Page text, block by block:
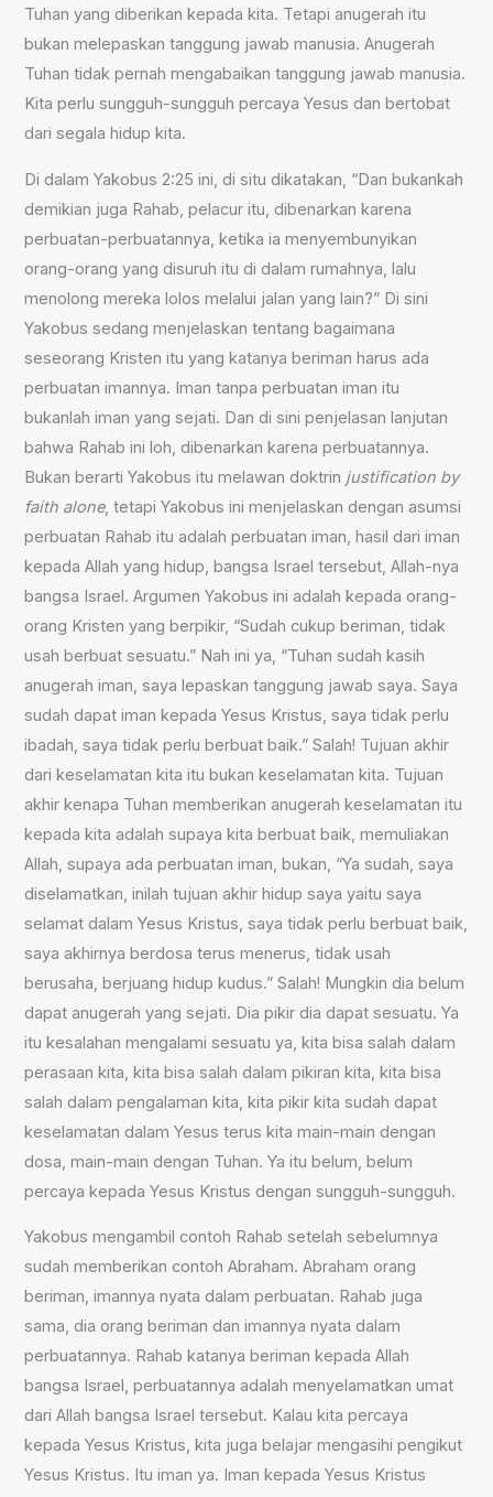
Tuhan yang diberikan kepada kita. Tetapi anugerah itu
bukan melepaskan tanggung jawab manusia. Anugerah
Tuhan tidak pernah mengabaikan tanggung jawab manusia.
Kita perlu sungguh-sungguh percaya Yesus dan bertobat
dari segala hidup kita.
Di dalam Yakobus 2:25 ini, di situ dikatakan, “Dan bukankah
demikian juga Rahab, pelacur itu, dibenarkan karena
perbuatan-perbuatannya, ketika ia menyembunyikan
orang-orang yang disuruh itu di dalam rumahnya, lalu
menolong mereka lolos melalui jalan yang lain?” Di sini
Yakobus sedang menjelaskan tentang bagaimana
seseorang Kristen itu yang katanya beriman harus ada
perbuatan imannya. Iman tanpa perbuatan iman itu
bukanlah iman yang sejati. Dan di sini penjelasan lanjutan
bahwa Rahab ini loh, dibenarkan karena perbuatannya.
Bukan berarti Yakobus itu melawan doktrin justification by
faith alone, tetapi Yakobus ini menjelaskan dengan asumsi
perbuatan Rahab itu adalah perbuatan iman, hasil dari iman
kepada Allah yang hidup, bangsa Israel tersebut, Allah-nya
bangsa Israel. Argumen Yakobus ini adalah kepada orang-
orang Kristen yang berpikir, “Sudah cukup beriman, tidak
usah berbuat sesuatu.” Nah ini ya, “Tuhan sudah kasih
anugerah iman, saya lepaskan tanggung jawab saya. Saya
sudah dapat iman kepada Yesus Kristus, saya tidak perlu
ibadah, saya tidak perlu berbuat baik.” Salah! Tujuan akhir
dari keselamatan kita itu bukan keselamatan kita. Tujuan
akhir kenapa Tuhan memberikan anugerah keselamatan itu
kepada kita adalah supaya kita berbuat baik, memuliakan
Allah, supaya ada perbuatan iman, bukan, “Ya sudah, saya
diselamatkan, inilah tujuan akhir hidup saya yaitu saya
selamat dalam Yesus Kristus, saya tidak perlu berbuat baik,
saya akhirnya berdosa terus menerus, tidak usah
berusaha, berjuang hidup kudus.” Salah! Mungkin dia belum
dapat anugerah yang sejati. Dia pikir dia dapat sesuatu. Ya
itu kesalahan mengalami sesuatu ya, kita bisa salah dalam
perasaan kita, kita bisa salah dalam pikiran kita, kita bisa
salah dalam pengalaman kita, kita pikir kita sudah dapat
keselamatan dalam Yesus terus kita main-main dengan
dosa, main-main dengan Tuhan. Ya itu belum, belum
percaya kepada Yesus Kristus dengan sungguh-sungguh.
Yakobus mengambil contoh Rahab setelah sebelumnya
sudah memberikan contoh Abraham. Abraham orang
beriman, imannya nyata dalam perbuatan. Rahab juga
sama, dia orang beriman dan imannya nyata dalam
perbuatannya. Rahab katanya beriman kepada Allah
bangsa Israel, perbuatannya adalah menyelamatkan umat
dari Allah bangsa Israel tersebut. Kalau kita percaya
kepada Yesus Kristus, kita juga belajar mengasihi pengikut
Yesus Kristus. Itu iman ya. Iman kepada Yesus Kristus